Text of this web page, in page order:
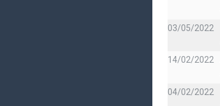
03/05/2022
14/02/2022
04/02/2022